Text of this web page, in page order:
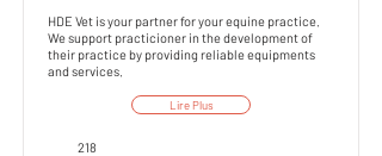
HDE Vet is your partner for your equine practice.
We support practicioner in the development of
their practice by providing reliable equipments
and services.
Lire Plus
218